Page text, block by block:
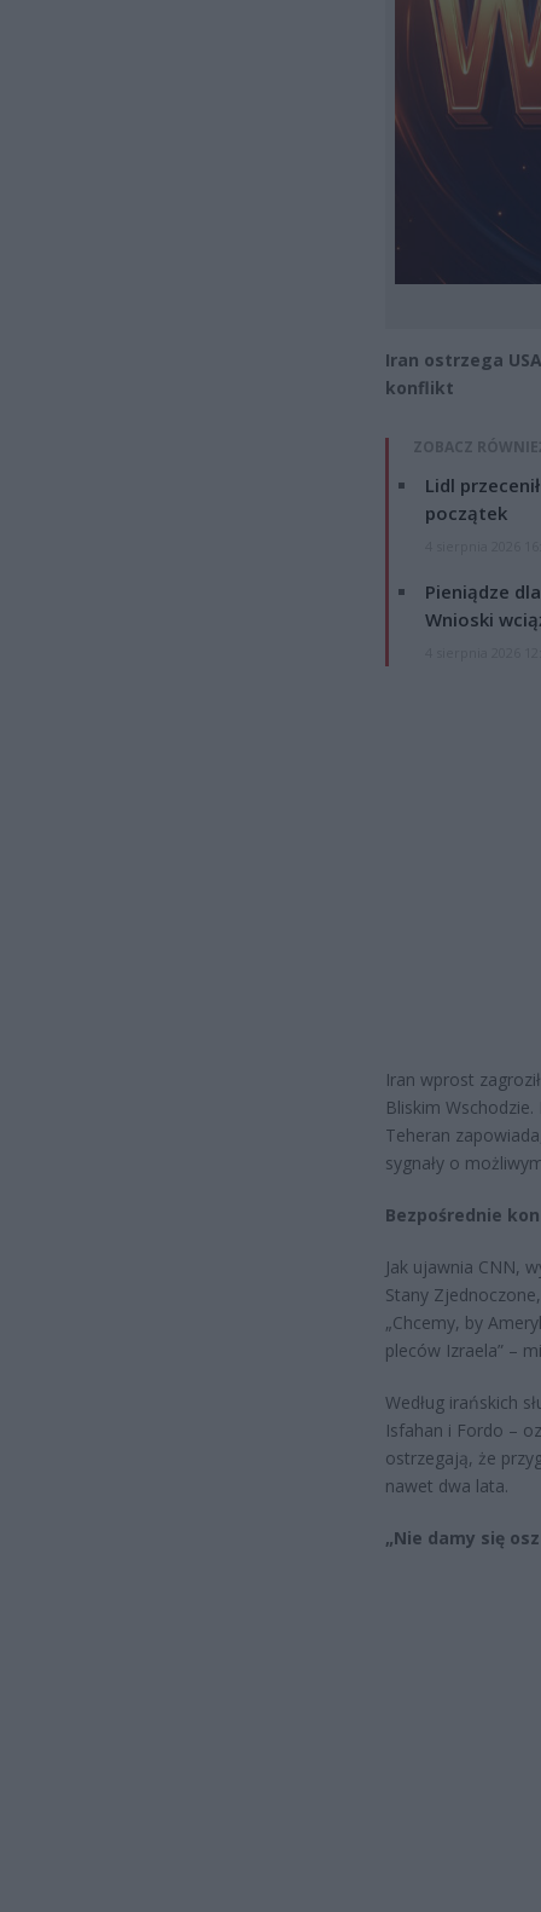
Iran ostrzega
konflikt
ZOBACZ
Lidl
początek
Pieniądze
Wnioski
Iran wprost
Bliskim
Teheran
sygnały o
Bezpośrednie
Jak ujawnia CNN,
Stany
„Chcemy, by
pleców Izraela” –
Według irańskich
Isfahan i Fordo –
ostrzegają, że
nawet dwa lata.
„Nie damy się